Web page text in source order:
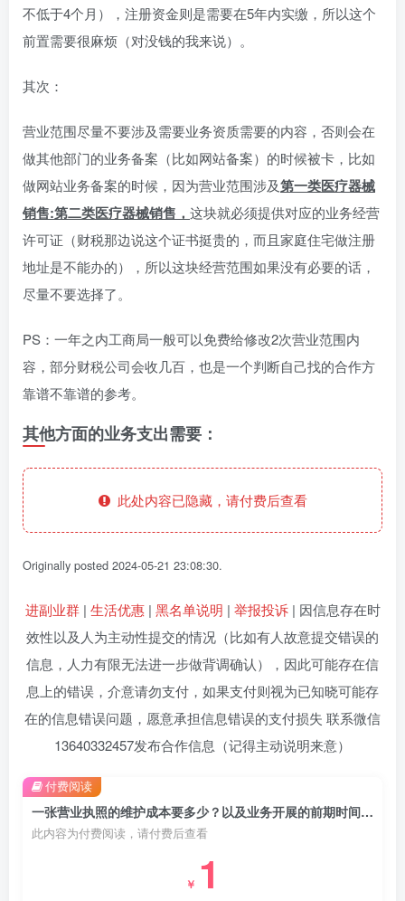
不低于4个月），注册资金则是需要在5年内实缴，所以这个
前置需要很麻烦（对没钱的我来说）。
其次：
营业范围尽量不要涉及需要业务资质需要的内容，否则会在
做其他部门的业务备案（比如网站备案）的时候被卡，比如
做网站业务备案的时候，因为营业范围涉及第一类医疗器械
销售:第二类医疗器械销售， 这块就必须提供对应的业务经营
许可证（财税那边说这个证书挺贵的，而且家庭住宅做注册
地址是不能办的），所以这块经营范围如果没有必要的话，
尽量不要选择了。
PS：一年之内工商局一般可以免费给修改2次营业范围内
容，部分财税公司会收几百，也是一个判断自己找的合作方
靠谱不靠谱的参考。
其他方面的业务支出需要：
此处内容已隐藏，请付费后查看
Originally posted 2024-05-21 23:08:30.
进副业群| 生活优惠| 黑名单说明 | 举报投诉| 因信息存在时
效性以及人为主动性提交的情况（比如有人故意提交错误的
信息，人力有限无法进一步做背调确认），因此可能存在信
息上的错误，介意请勿支付，如果支付则视为已知晓可能存
在的信息错误问题，愿意承担信息错误的支付损失 联系微信
13640332457发布合作信息（记得主动说明来意）
一张营业执照的维护成本要多少？以及业务开展的前期时间成本
此内容为付费阅读，请付费后查看
￥ 1
付费阅读